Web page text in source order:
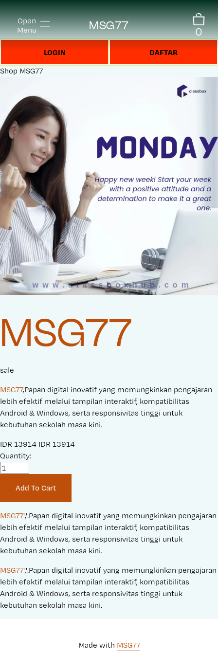
Open
Menu
MSG77 0
LOGIN DAFTAR
Shop MSG77
MSG77
sale
MSG77,Papan digital inovatif yang memungkinkan pengajaran
lebih efektif melalui tampilan interaktif, kompatibilitas
Android & Windows, serta responsivitas tinggi untuk
kebutuhan sekolah masa kini.
S
a
r
i
c
e
:
IDR 13914 O
i
n
a
l
P
r
c
e
:
IDR 13914
Quantity:
Add To Cart
MSG77','.Papan digital inovatif yang memungkinkan pengajaran
lebih efektif melalui tampilan interaktif, kompatibilitas
Android & Windows, serta responsivitas tinggi untuk
kebutuhan sekolah masa kini.
MSG77','.Papan digital inovatif yang memungkinkan pengajaran
lebih efektif melalui tampilan interaktif, kompatibilitas
Android & Windows, serta responsivitas tinggi untuk
kebutuhan sekolah masa kini.
Made with MSG77